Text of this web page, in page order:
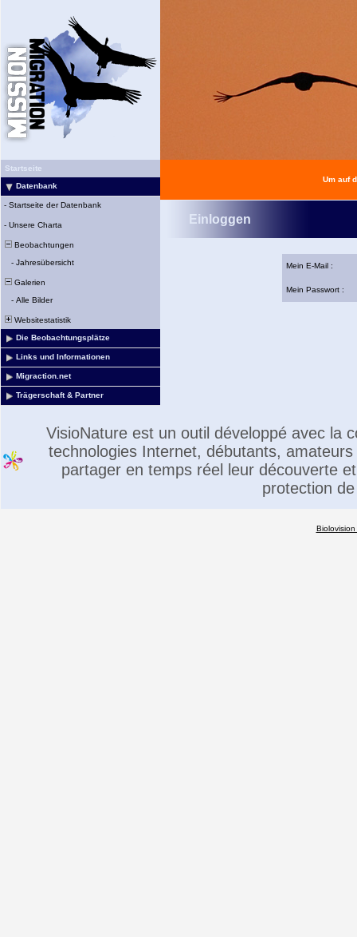
Startseite
Datenbank
- Startseite der Datenbank
- Unsere Charta
Beobachtungen
- Jahresübersicht
Galerien
- Alle Bilder
Websitestatistik
Die Beobachtungsplätze
Links und Informationen
Migraction.net
Trägerschaft & Partner
Um auf
Einloggen
Mein E-Mail :
Mein Passwort :
VisioNature est un outil développé avec la
technologies Internet, débutants,
partager en temps réel leur découverte
protection
Biolovision